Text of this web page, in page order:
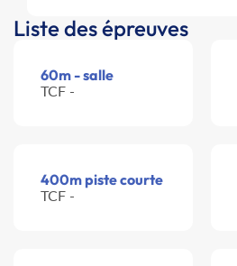
Liste des épreuves
60m - salle
TCF -
400m piste courte
TCF -